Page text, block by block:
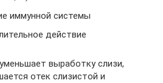
иммунной системы
действие
выработку слизи,
отек слизистой и